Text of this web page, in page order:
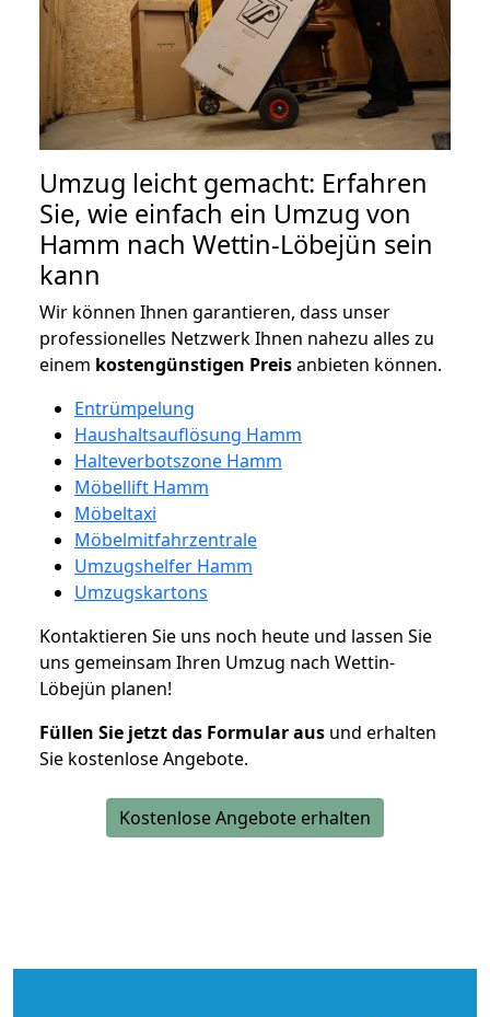
Umzug leicht gemacht: Erfahren
Sie, wie einfach ein Umzug von
Hamm nach Wettin-Löbejün sein
kann
Wir können Ihnen garantieren, dass unser
professionelles Netzwerk Ihnen nahezu alles zu
einem kostengünstigen Preisanbieten können.
Entrümpelung
Haushaltsauflösung Hamm
Halteverbotszone Hamm
Möbellift Hamm
Möbeltaxi
Möbelmitfahrzentrale
Umzugshelfer Hamm
Umzugskartons
Kontaktieren Sie uns noch heute und lassen Sie
uns gemeinsam Ihren Umzug nach Wettin-
Löbejün planen!
Füllen Sie jetzt das Formular aus und erhalten
Sie kostenlose Angebote.
Kostenlose Angebote erhalten